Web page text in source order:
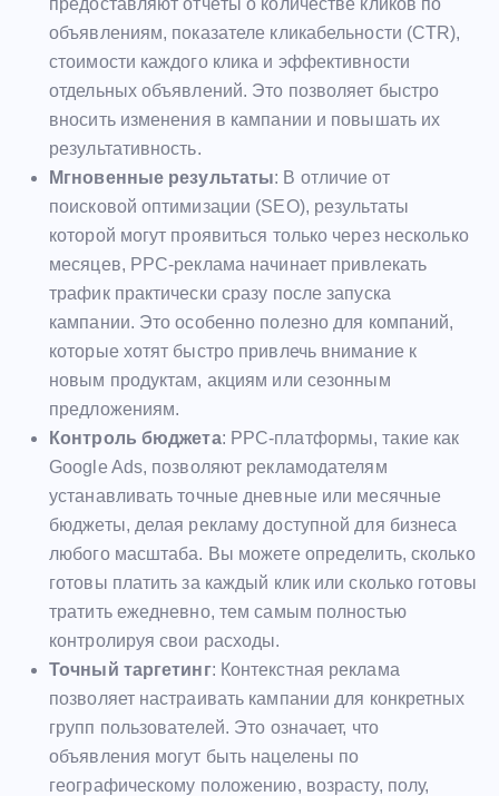
объявлениям, показателе кликабельности (CTR),
стоимости каждого клика и эффективности
отдельных объявлений. Это позволяет быстро
вносить изменения в кампании и повышать их
результативность.
Мгновенные результаты: В отличие от
поисковой оптимизации (SEO), результаты
которой могут проявиться только через несколько
месяцев, PPC-реклама начинает привлекать
трафик практически сразу после запуска
кампании. Это особенно полезно для компаний,
которые хотят быстро привлечь внимание к
новым продуктам, акциям или сезонным
предложениям.
Контроль бюджета: PPC-платформы, такие как
Google Ads, позволяют рекламодателям
устанавливать точные дневные или месячные
бюджеты, делая рекламу доступной для бизнеса
любого масштаба. Вы можете определить, сколько
готовы платить за каждый клик или сколько готовы
тратить ежедневно, тем самым полностью
контролируя свои расходы.
Точный таргетинг: Контекстная реклама
позволяет настраивать кампании для конкретных
групп пользователей. Это означает, что
объявления могут быть нацелены по
географическому положению, возрасту, полу,